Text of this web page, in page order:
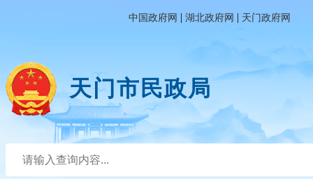
中国政府网 | 湖北政府网 | 天门政府网
天门市民政局